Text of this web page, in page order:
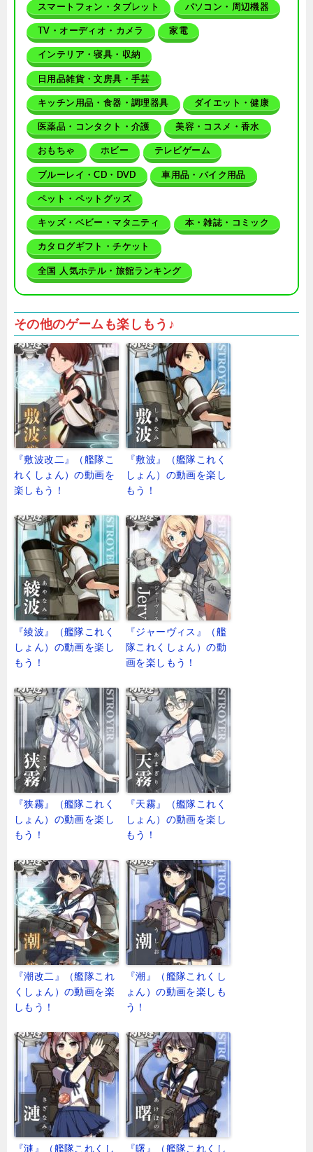
スマートフォン・タブレット パソコン・周辺機器
TV・オーディオ・カメラ 家電
インテリア・寝具・収納
日用品雑貨・文房具・手芸
キッチン用品・食器・調理器具 ダイエット・健康
医薬品・コンタクト・介護 美容・コスメ・香水
おもちゃ ホビー テレビゲーム
ブルーレイ・CD・DVD 車用品・バイク用品
ペット・ペットグッズ
キッズ・ベビー・マタニティ 本・雑誌・コミック
カタログギフト・チケット
全国 人気ホテル・旅館ランキング
その他のゲームも楽しもう♪
『敷波改二』（艦隊こ
れくしょん）の動画を
楽しもう！
『敷波』（艦隊これく
しょん）の動画を楽し
もう！
『綾波』（艦隊これく
しょん）の動画を楽し
もう！
『ジャーヴィス』（艦
隊これくしょん）の動
画を楽しもう！
『狭霧』（艦隊これく
しょん）の動画を楽し
もう！
『天霧』（艦隊これく
しょん）の動画を楽し
もう！
『潮改二』（艦隊これ
くしょん）の動画を楽
しもう！
『潮』（艦隊これくし
ょん）の動画を楽しも
う！
『漣』（艦隊これくし 『曙』（艦隊これくし